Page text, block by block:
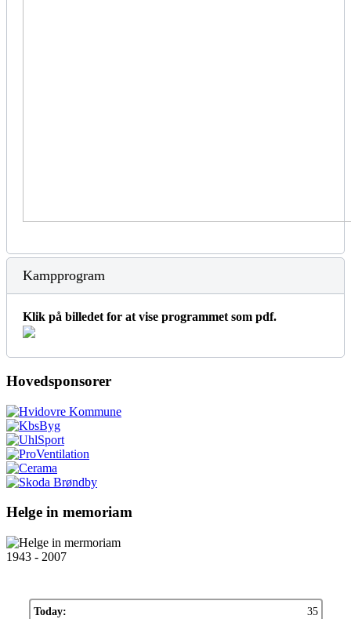
Kampprogram
Klik på billedet for at vise programmet som pdf.
Hovedsponsorer
Helge in memoriam
1943 - 2007
Today: 35